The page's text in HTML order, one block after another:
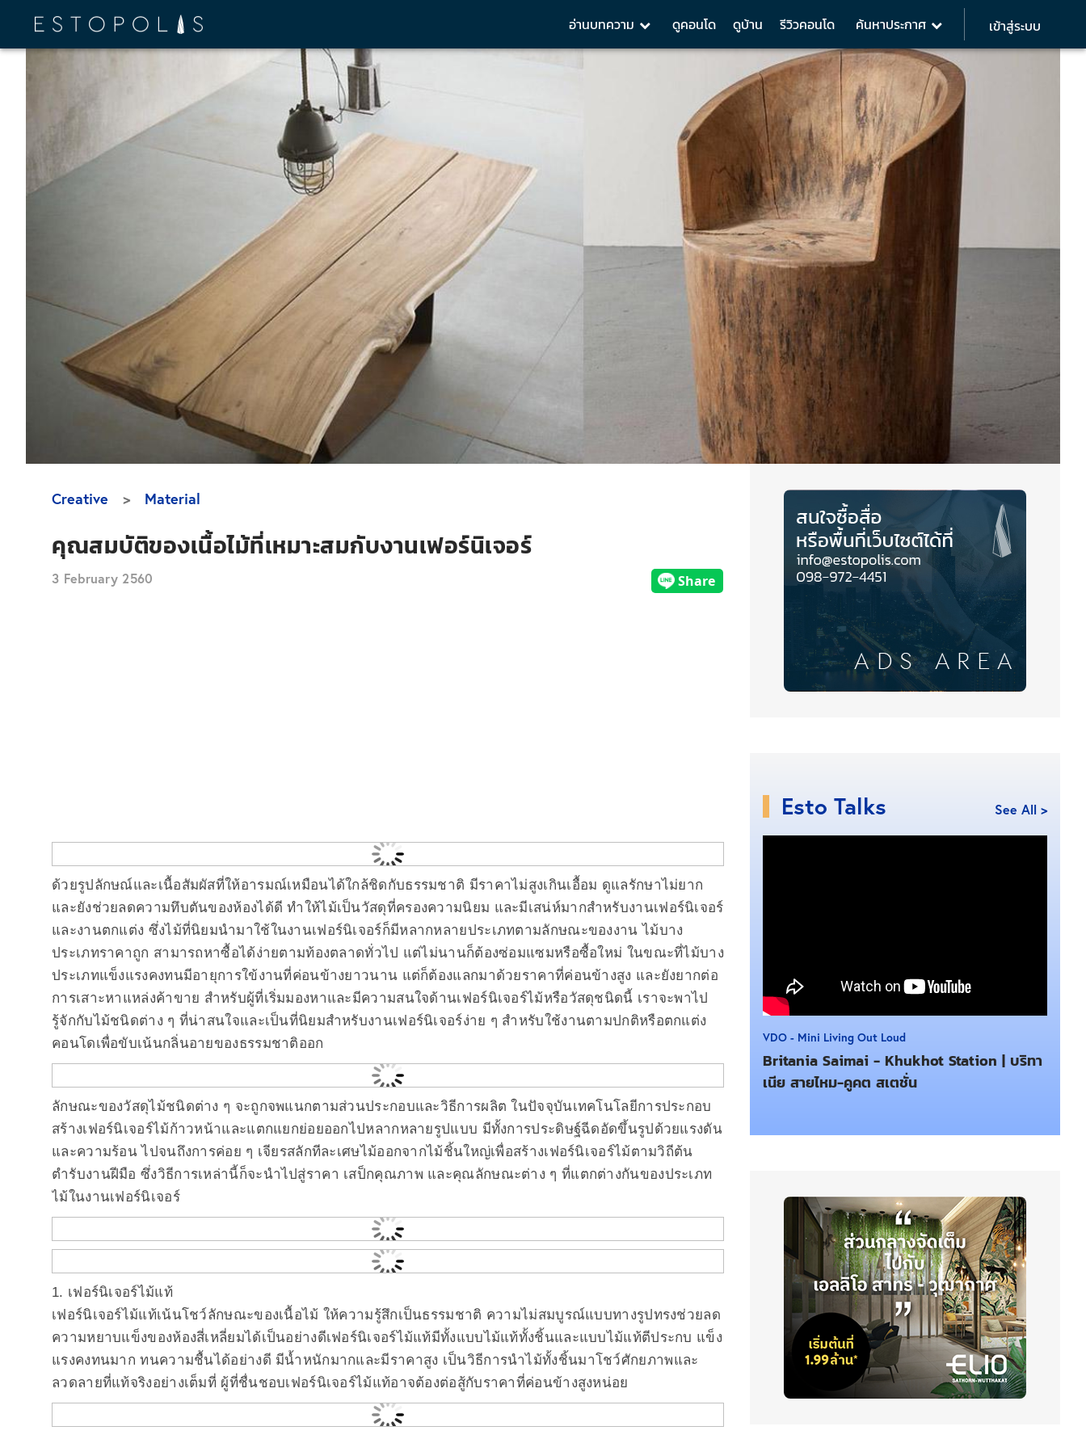
อ่านบทความ ดูคอนโด ดูบ้าน รีวิวคอนโด ค้นหาประกาศ เข้าสู่ระบบ
Creative Material
คุณสมบัติของเนื้อไม้ที่เหมาะสมกับงานเฟอร์นิเจอร์
3 February 2560
ด้วยรูปลักษณ์และเนื้อสัมผัสที่ให้อารมณ์เหมือนได้ใกล้ชิดกับธรรมชาติ มีราคาไม่สูงเกินเอื้อม ดูแลรักษาไม่ยาก
และยังช่วยลดความทึบตันของห้องได้ดี ทำให้ไม้เป็นวัสดุที่ครองความนิยม และมีเสน่ห์มากสำหรับงานเฟอร์นิเจอร์
และงานตกแต่ง ซึ่งไม้ที่นิยมนำมาใช้ในงานเฟอร์นิเจอร์ก็มีหลากหลายประเภทตามลักษณะของงาน ไม้บาง
ประเภทราคาถูก สามารถหาซื้อได้ง่ายตามท้องตลาดทั่วไป แต่ไม่นานก็ต้องซ่อมแซมหรือซื้อใหม่ ในขณะที่ไม้บาง
ประเภทแข็งแรงคงทนมีอายุการใข้งานที่ค่อนข้างยาวนาน แต่ก็ต้องแลกมาด้วยราคาที่ค่อนข้างสูง และยังยากต่อ
การเสาะหาแหล่งค้าขาย สำหรับผู้ที่เริ่มมองหาและมีความสนใจด้านเฟอร์นิเจอร์ไม้หรือวัสดุชนิดนี้ เราจะพาไป
รู้จักกับไม้ชนิดต่าง ๆ ที่น่าสนใจและเป็นที่นิยมสำหรับงานเฟอร์นิเจอร์ง่าย ๆ สำหรับใช้งานตามปกติหรือตกแต่ง
คอนโดเพื่อขับเน้นกลิ่นอายของธรรมชาติออก
ลักษณะของวัสดุไม้ชนิดต่าง ๆ จะถูกจพแนกตามส่วนประกอบและวิธีการผลิต ในปัจจุบันเทคโนโลยีการประกอบ
สร้างเฟอร์นิเจอร์ไม้ก้าวหน้าและแตกแยกย่อยออกไปหลากหลายรูปแบบ มีทั้งการประดิษฐ์ฉีดอัดขึ้นรูปด้วยแรงดัน
และความร้อน ไปจนถึงการค่อย ๆ เจียรสลักทีละเศษไม้ออกจากไม้ชิ้นใหญ่เพื่อสร้างเฟอร์นิเจอร์ไม้ตามวิถีต้น
ตำรับงานฝีมือ ซึ่งวิธีการเหล่านี้ก็จะนำไปสู่ราคา เสป็กคุณภาพ และคุณลักษณะต่าง ๆ ที่แตกต่างกันของประเภท
ไม้ในงานเฟอร์นิเจอร์
1. เฟอร์นิเจอร์ไม้แท้
เฟอร์นิเจอร์ไม้แท้เน้นโชว์ลักษณะของเนื้อไม้ ให้ความรู้สึกเป็นธรรมชาติ ความไม่สมบูรณ์แบบทางรูปทรงช่วยลด
ความหยาบแข็งของห้องสี่เหลี่ยมได้เป็นอย่างดีเฟอร์นิเจอร์ไม้แท้มีทั้งแบบไม้แท้ทั้งชิ้นและแบบไม้แท้ตีประกบ แข็ง
แรงคงทนมาก ทนความชื้นได้อย่างดี มีน้ำหนักมากและมีราคาสูง เป็นวิธีการนำไม้ทั้งชิ้นมาโชว์ศักยภาพและ
ลวดลายที่แท้จริงอย่างเต็มที่ ผู้ที่ชื่นชอบเฟอร์นิเจอร์ไม้แท้อาจต้องต่อสู้กับราคาที่ค่อนข้างสูงหน่อย
Esto Talks See All >
VDO - Mini Living Out Loud
Britania Saimai - Khukhot Station | บริทา
เนีย สายไหม-คูคต สเตชั่น